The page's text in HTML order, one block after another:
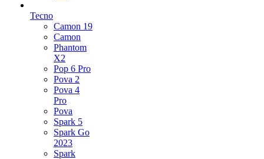
Tecno
Camon 19
Camon
Phantom
X2
Pop 6 Pro
Pova 2
Pova 4
Pro
Pova
Spark 5
Spark Go
2023
Spark